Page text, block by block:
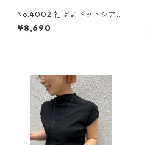
No.4002 袖ぽよドットシアー
ブルゾン
¥8,690